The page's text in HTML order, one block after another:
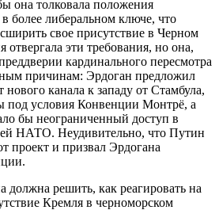
она толковала положения
более либеральном ключе, что
свое присутствие в Черном
эти требования, но она,
кардинального пересмотра
причинам: Эрдоган предложил
канала к западу от Стамбула,
под условия Конвенции Монтрё, а
бы неограниченный доступ в
НАТО. Неудивительно, что Путин
проект и призвал Эрдогана
должна решить, как реагировать на
Кремля в черноморском